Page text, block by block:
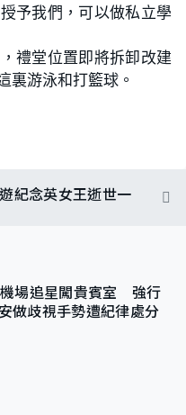
予我們，可以做私立學
禮堂位置即將拆卸改建
裏游泳和打籃球。
紀念英女王逝世一
場追星闖貴賓室 強行
做歧視手勢遭紀律處分